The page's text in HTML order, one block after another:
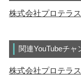
株式会社プロテラス
関連YouTubeチャ
株式会社プロテラ